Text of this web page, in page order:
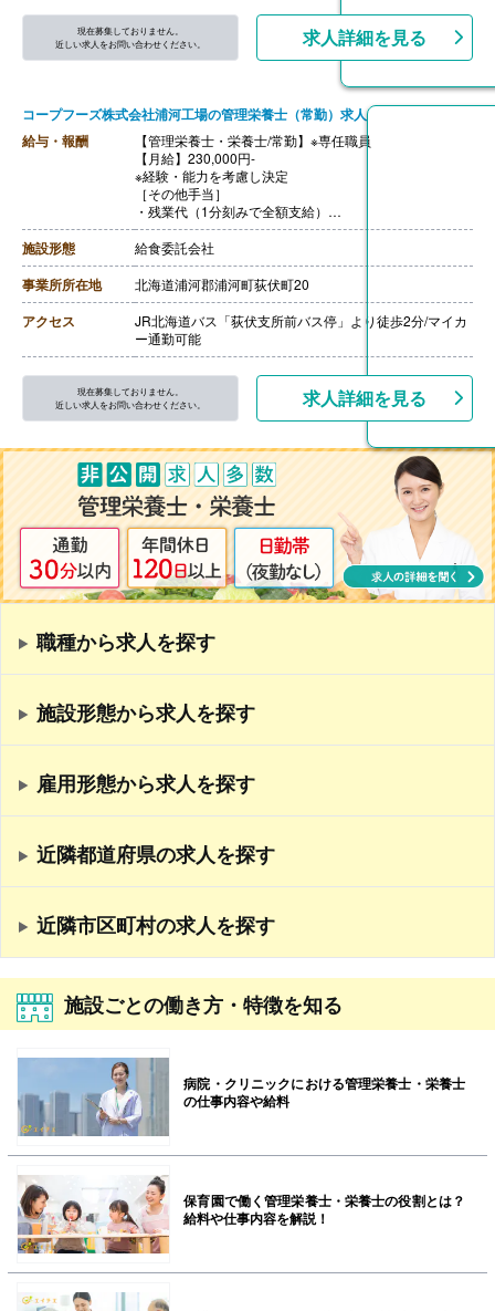
現在募集しておりません。
近しい求人をお問い合わせください。
求人詳細を見る
コープフーズ株式会社浦河工場の管理栄養士（常勤）求人
給与・報酬
【管理栄養士・栄養士/常勤】※専任職員
【月給】230,000円-
※経験・能力を考慮し決定
［その他手当］
・残業代（1分刻みで全額支給）
・資格手当 管理栄養士10,000円/月、栄養士5,000円/月
・家族手当 10,000円/人※18歳未満の扶養家族が対象
【賞与】なし
※実績として年2回で各80,000円
【通勤手当】あり※片道2km以上で規定に基づき支給
【昇給】あり
施設形態 給食委託会社
事業所所在地 北海道浦河郡浦河町荻伏町20
アクセス
JR北海道バス「荻伏支所前バス停」より徒歩2分/マイカ
ー通勤可能
現在募集しておりません。
近しい求人をお問い合わせください。
求人詳細を見る
職種から求人を探す
施設形態から求人を探す
雇用形態から求人を探す
近隣都道府県の求人を探す
近隣市区町村の求人を探す
施設ごとの働き方・特徴を知る
病院・クリニックにおける管理栄養士・栄養士
の仕事内容や給料
保育園で働く管理栄養士・栄養士の役割とは？
給料や仕事内容を解説！